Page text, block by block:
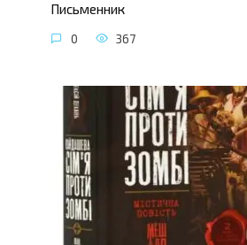
Письменник
0 367